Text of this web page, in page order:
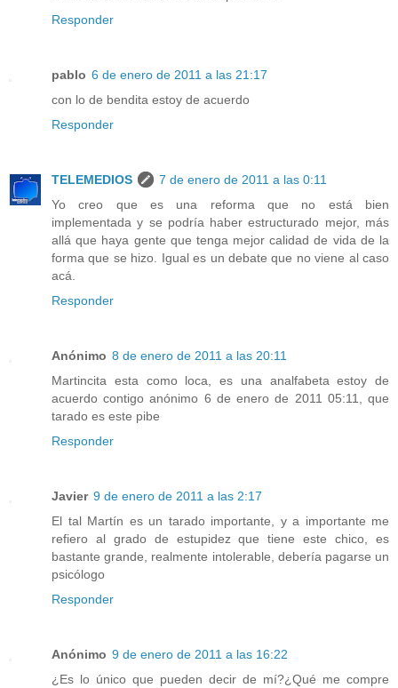
Responder
pablo 6 de enero de 2011 a las 21:17
con lo de bendita estoy de acuerdo
Responder
TELEMEDIOS
7 de enero de 2011 a las 0:11
Yo creo que es una reforma que no está bien
implementada y se podría haber estructurado mejor, más
allá que haya gente que tenga mejor calidad de vida de la
forma que se hizo. Igual es un debate que no viene al caso
acá.
Responder
Anónimo 8 de enero de 2011 a las 20:11
Martincita esta como loca, es una analfabeta estoy de
acuerdo contigo anónimo 6 de enero de 2011 05:11, que
tarado es este pibe
Responder
Javier 9 de enero de 2011 a las 2:17
El tal Martín es un tarado importante, y a importante me
refiero al grado de estupidez que tiene este chico, es
bastante grande, realmente intolerable, debería pagarse un
psicólogo
Responder
Anónimo 9 de enero de 2011 a las 16:22
¿Es lo único que pueden decir de mí?¿Qué me compre